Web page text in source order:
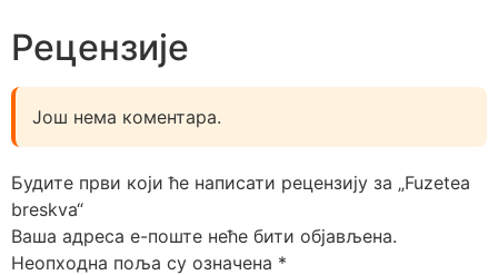
Рецензије
Још нема коментара.
Будите први који ће написати рецензију за „Fuzetea
breskva“
Ваша адреса е-поште неће бити објављена.
Неопходна поља су означена *